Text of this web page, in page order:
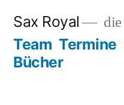
springen
Sax Royal
Team Termine
Bücher